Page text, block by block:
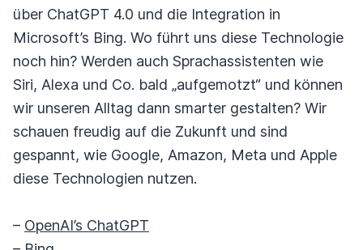
über ChatGPT 4.0 und die Integration in
Microsoft’s Bing. Wo führt uns diese Technologie
noch hin? Werden auch Sprachassistenten wie
Siri, Alexa und Co. bald „aufgemotzt“ und können
wir unseren Alltag dann smarter gestalten? Wir
schauen freudig auf die Zukunft und sind
gespannt, wie Google, Amazon, Meta und Apple
diese Technologien nutzen.
– OpenAI’s ChatGPT